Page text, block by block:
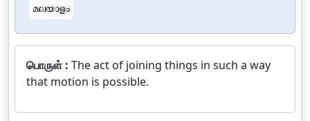
മലയാളം
பொருள் : The act of joining things in such a way
that motion is possible.